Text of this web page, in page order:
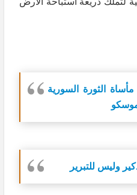
الثورة السورية
موسكو
وليس للتبرير